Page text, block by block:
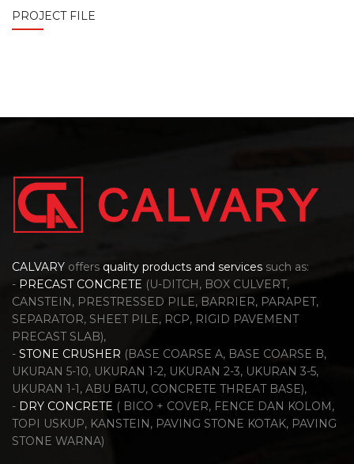
PROJECT FILE
CALVARY offers quality products and services such as:
- PRECAST CONCRETE (U-DITCH, BOX CULVERT,
CANSTEIN, PRESTRESSED PILE, BARRIER, PARAPET,
SEPARATOR, SHEET PILE, RCP, RIGID PAVEMENT
PRECAST SLAB),
- STONE CRUSHER (BASE COARSE A, BASE COARSE B,
UKURAN 5-10, UKURAN 1-2, UKURAN 2-3, UKURAN 3-5,
UKURAN 1-1, ABU BATU, CONCRETE THREAT BASE),
- DRY CONCRETE ( BICO + COVER, FENCE DAN KOLOM,
TOPI USKUP, KANSTEIN, PAVING STONE KOTAK, PAVING
STONE WARNA)